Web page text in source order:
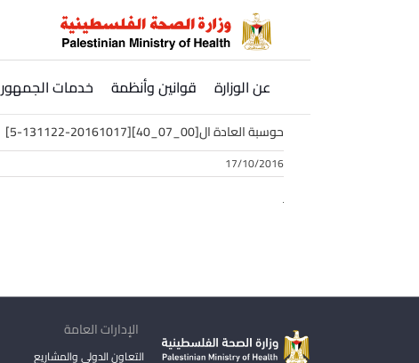
عن الوزارة قوانين وأنظمة خدمات الجمهور
حوسبة العادة ال[00_07_40][20161017-131122-5]
17/10/2016
الإدارات العامة
التعاون الدولي والمشاريع